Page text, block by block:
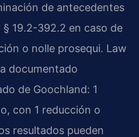
de antecedentes
19.2-392.2 en caso de
o nolle prosequi. Law
documentado
de Goochland: 1
con 1 reducción o
resultados pueden